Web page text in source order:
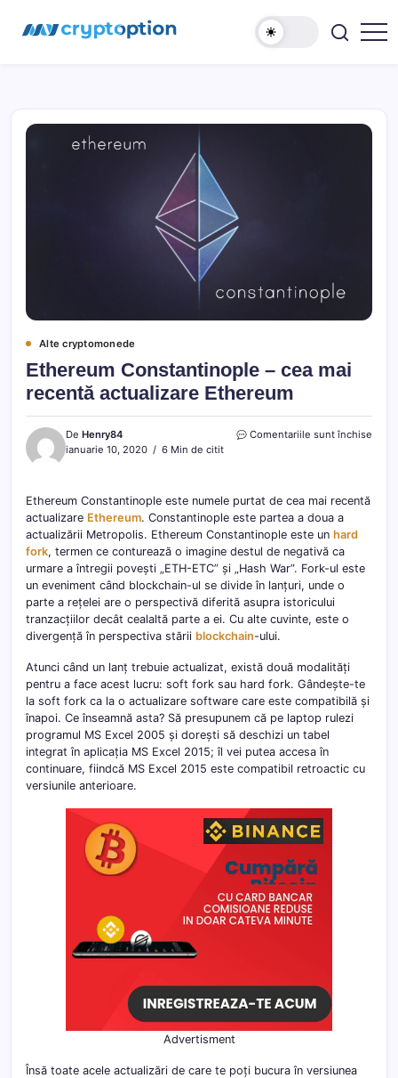
MyCryptOption
Alte cryptomonede
Ethereum Constantinople – cea mai
recentă actualizare Ethereum
De Henry84
ianuarie 10, 2020
6 Min de citit
Comentariile sunt închise
Ethereum Constantinople este numele purtat de cea mai recentă
actualizare Ethereum. Constantinople este partea a doua a
actualizării Metropolis. Ethereum Constantinople este un hard
fork, termen ce conturează o imagine destul de negativă ca
urmare a întregii povești „ETH-ETC” și „Hash War”. Fork-ul este
un eveniment când blockchain-ul se divide în lanțuri, unde o
parte a rețelei are o perspectivă diferită asupra istoricului
tranzacțiilor decât cealaltă parte a ei. Cu alte cuvinte, este o
divergență în perspectiva stării blockchain-ului.
Atunci când un lanț trebuie actualizat, există două modalități
pentru a face acest lucru: soft fork sau hard fork. Gândește-te
la soft fork ca la o actualizare software care este compatibilă și
înapoi. Ce înseamnă asta? Să presupunem că pe laptop rulezi
programul MS Excel 2005 și dorești să deschizi un tabel
integrat în aplicația MS Excel 2015; îl vei putea accesa în
continuare, fiindcă MS Excel 2015 este compatibil retroactic cu
versiunile anterioare.
Advertisment
Însă toate acele actualizări de care te poți bucura în versiunea